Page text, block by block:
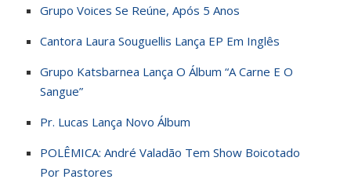
Grupo Voices Se Reúne, Após 5 Anos
Cantora Laura Souguellis Lança EP Em Inglês
Grupo Katsbarnea Lança O Álbum “A Carne E O
Sangue”
Pr. Lucas Lança Novo Álbum
POLÊMICA: André Valadão Tem Show Boicotado
Por Pastores